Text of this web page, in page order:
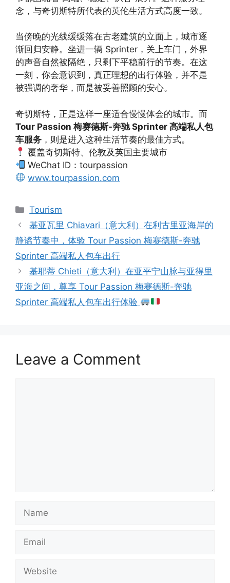
念，与奇切斯特所代表的英伦生活方式高度一致。
当傍晚的光线缓缓落在古老建筑的立面上，城市逐
渐回归安静。坐进一辆 Sprinter，关上车门，外界
的声音自然被隔绝，只剩下平稳前行的节奏。在这
一刻，你会意识到，真正理想的出行体验，并不是
被强调的奢华，而是被妥善照顾的安心。
奇切斯特，正是这样一座适合慢慢体会的城市。而
Tour Passion 梅赛德斯-奔驰 Sprinter 高端私人包
车服务 ，则是进入这种生活节奏的最佳方式。
覆盖奇切斯特、伦敦及英国主要城市
WeChat ID：tourpassion
www.tourpassion.com
Tourism
基亚瓦里 Chiavari（意大利）在利古里亚海岸的
静谧节奏中，体验 Tour Passion 梅赛德斯-奔驰
Sprinter 高端私人包车出行
基耶蒂 Chieti（意大利）在亚平宁山脉与亚得里
亚海之间，尊享 Tour Passion 梅赛德斯-奔驰
Sprinter 高端私人包车出行体验
Leave a Comment